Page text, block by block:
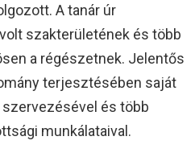
A tanár úr
szakterületének és több
a régészetnek. Jelentős
terjesztésében saját
és több
munkálataival.